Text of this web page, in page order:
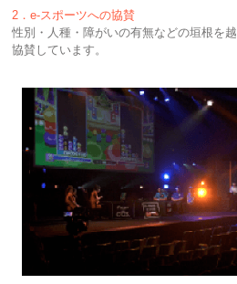
2．e-スポーツへの協賛
性別・人種・障がいの有無などの垣根を
協賛しています。